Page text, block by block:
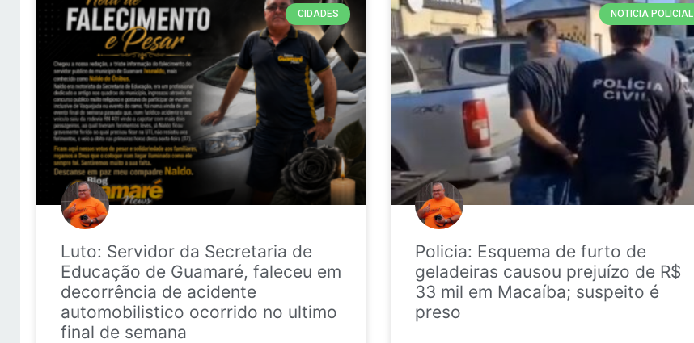
CIDADES
Luto: Servidor da Secretaria de
Educação de Guamaré, faleceu em
decorrência de acidente
automobilistico ocorrido no ultimo
final de semana
NOTICIA POLICIAL
Policia: Esquema de furto de
geladeiras causou prejuízo de R$
33 mil em Macaíba; suspeito é
preso